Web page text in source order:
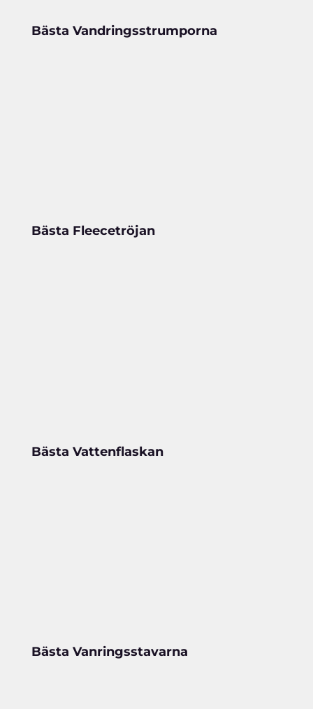
Bästa Vandringsstrumporna
Bästa Fleecetröjan
Bästa Vattenflaskan
Bästa Vanringsstavarna